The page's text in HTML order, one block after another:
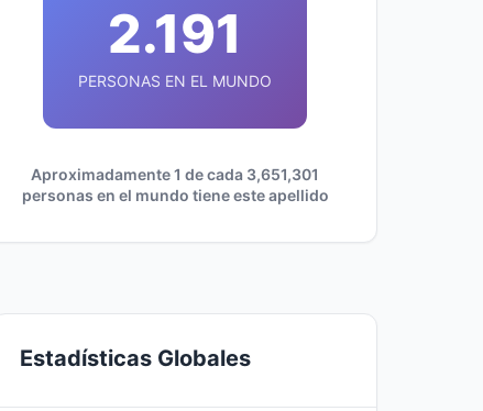
2.191
PERSONAS EN EL MUNDO
Aproximadamente 1 de cada 3,651,301
personas en el mundo tiene este apellido
Estadísticas Globales